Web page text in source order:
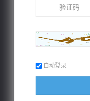
自动登录